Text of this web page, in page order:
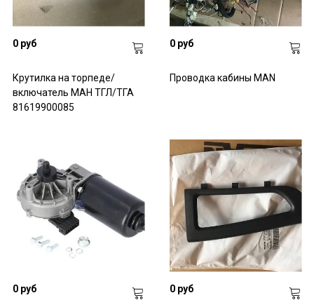
0 руб
Крутилка на торпеде/
включатель МАН ТГЛ/ТГА
81619900085
0 руб
Проводка кабины MAN
0 руб 0 руб